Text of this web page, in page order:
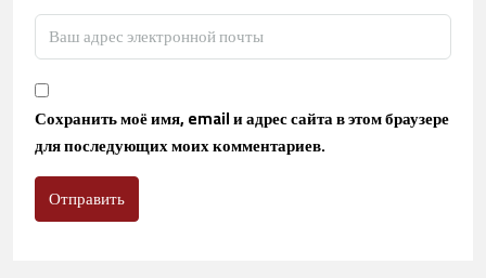
Сохранить моё имя, email и адрес сайта в этом браузере
для последующих моих комментариев.
Отправить